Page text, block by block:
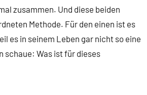
zusammen. Und diese beiden
Methode. Für den einen ist es
es in seinem Leben gar nicht so eine
schaue: Was ist für dieses